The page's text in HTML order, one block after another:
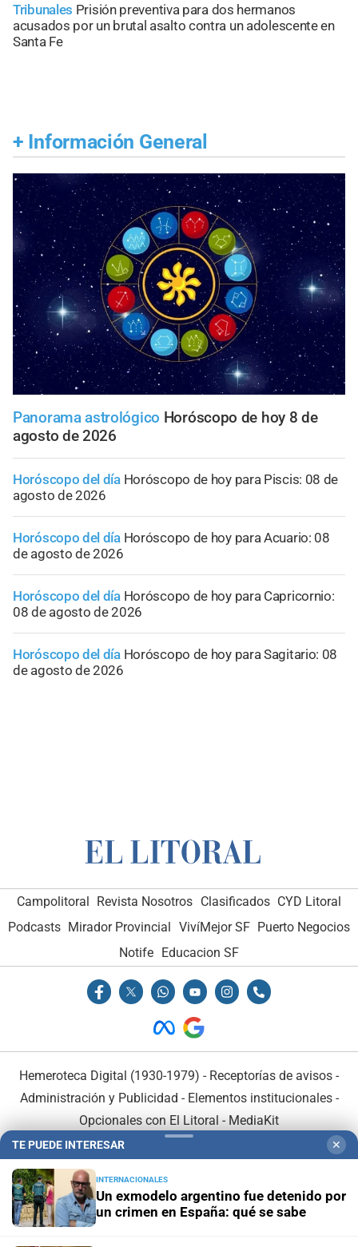
Tribunales Prisión preventiva para dos hermanos
acusados por un brutal asalto contra un adolescente en
Santa Fe
+ Información General
Panorama astrológico Horóscopo de hoy 8 de
agosto de 2026
Horóscopo del día Horóscopo de hoy para Piscis: 08 de
agosto de 2026
Horóscopo del día Horóscopo de hoy para Acuario: 08
de agosto de 2026
Horóscopo del día Horóscopo de hoy para Capricornio:
08 de agosto de 2026
Horóscopo del día Horóscopo de hoy para Sagitario: 08
de agosto de 2026
Campolitoral Revista Nosotros Clasificados CYD Litoral
Podcasts Mirador Provincial VivíMejor SF Puerto Negocios
Notife
Educacion SF
Hemeroteca Digital (1930-1979) - Receptorías de avisos -
Administración y Publicidad - Elementos institucionales-
Opcionales con El Litoral - MediaKit
TE PUEDE INTERESAR ✕
INTERNACIONALES
Un exmodelo argentino fue detenido por
un crimen en España: qué se sabe